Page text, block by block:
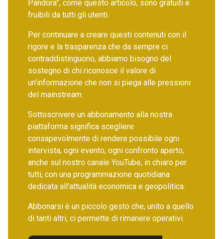
Pandora”, come questo articolo, sono gratuiti e
fruibili da tutti gli utenti.
Per continuare a creare questi contenuti con il
rigore e la trasparenza che da sempre ci
contraddistinguono, abbiamo bisogno del
sostegno di chi riconosce il valore di
un’informazione che non si piega alle pressioni
del mainstream.
Sottoscrivere un abbonamento alla nostra
piattaforma significa scegliere
consapevolmente di rendere possibile ogni
intervista, ogni evento, ogni confronto aperto,
anche sul nostro canale YouTube, in chiaro per
tutti, con una programmazione quotidiana
dedicata all’attualità economica e geopolitica.
Abbonarsi è un piccolo gesto che, unito a quello
di tanti altri, ci permette di rimanere operativi.